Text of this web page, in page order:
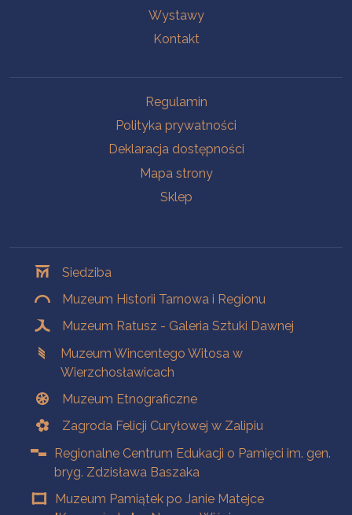
Wystawy
Kontakt
Regulamin
Polityka prywatności
Deklaracja dostępności
Mapa strony
Sklep
Siedziba
Muzeum Historii Tarnowa i Regionu
Muzeum Ratusz - Galeria Sztuki Dawnej
Muzeum Wincentego Witosa w
Wierzchosławicach
Muzeum Etnograficzne
Zagroda Felicji Curyłowej w Zalipiu
Regionalne Centrum Edukacji o Pamięci im. gen.
bryg. Zdzisława Baszaka
Muzeum Pamiątek po Janie Matejce